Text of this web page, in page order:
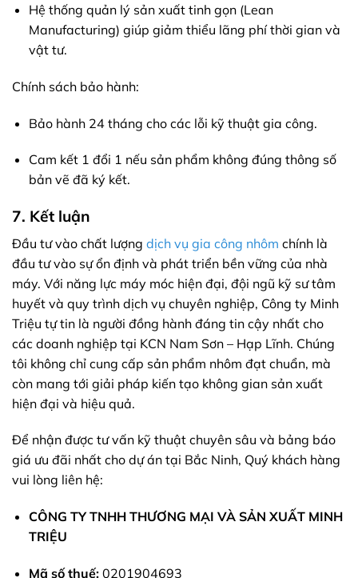
Hệ thống quản lý sản xuất tinh gọn (Lean
Manufacturing) giúp giảm thiểu lãng phí thời gian và
vật tư.
Chính sách bảo hành:
Bảo hành 24 tháng cho các lỗi kỹ thuật gia công.
Cam kết 1 đổi 1 nếu sản phẩm không đúng thông số
bản vẽ đã ký kết.
7. Kết luận
Đầu tư vào chất lượng dịch vụ gia công nhôm chính là
đầu tư vào sự ổn định và phát triển bền vững của nhà
máy. Với năng lực máy móc hiện đại, đội ngũ kỹ sư tâm
huyết và quy trình dịch vụ chuyên nghiệp, Công ty Minh
Triệu tự tin là người đồng hành đáng tin cậy nhất cho
các doanh nghiệp tại KCN Nam Sơn – Hạp Lĩnh. Chúng
tôi không chỉ cung cấp sản phẩm nhôm đạt chuẩn, mà
còn mang tới giải pháp kiến tạo không gian sản xuất
hiện đại và hiệu quả.
Để nhận được tư vấn kỹ thuật chuyên sâu và bảng báo
giá ưu đãi nhất cho dự án tại Bắc Ninh, Quý khách hàng
vui lòng liên hệ:
CÔNG TY TNHH THƯƠNG MẠI VÀ SẢN XUẤT MINH
TRIỆU
Mã số thuế:0201904693